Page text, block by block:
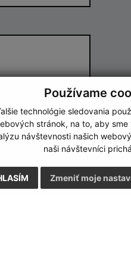
Používame
technológie sledovania
stránok, na to, aby
návštevnosti našich
naši návštevníci
Zmeniť moje
Google
správu